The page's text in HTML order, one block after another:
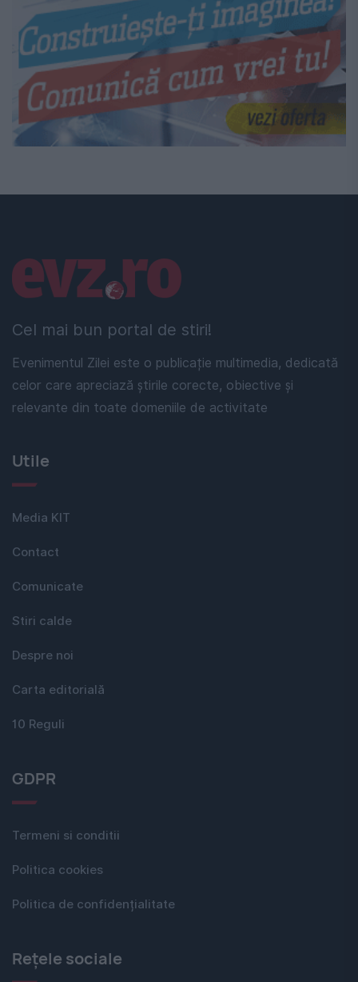
Cel mai bun portal de stiri!
Evenimentul Zilei este o publicație multimedia, dedicată
celor care apreciază știrile corecte, obiective și
relevante din toate domeniile de activitate
Linkuri utile
Utile
Media KIT
Contact
Comunicate
Stiri calde
Despre noi
Carta editorială
10 Reguli
GDPR
Termeni si conditii
Politica cookies
Politica de confidențialitate
Rețele sociale